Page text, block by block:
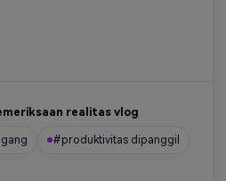
realitas vlog
#produktivitas dipanggil